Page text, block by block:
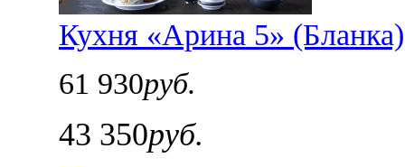
Кухня «Арина 5» (Бланка)
61 930руб.
43 350руб.